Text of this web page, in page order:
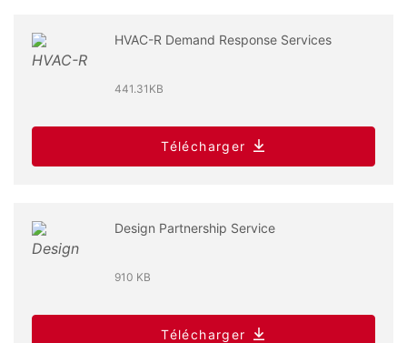
HVAC-R Demand Response Services
441.31KB
Télécharger
Design Partnership Service
910 KB
Télécharger